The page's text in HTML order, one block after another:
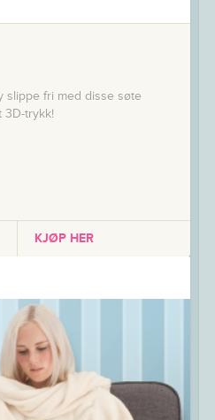
slippe fri med disse søte
3D-trykk!
KJØP HER